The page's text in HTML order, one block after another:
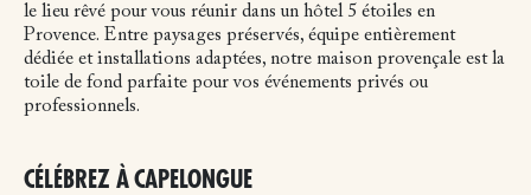
le lieu rêvé pour vous réunir dans un hôtel 5 étoiles en
Provence. Entre paysages préservés, équipe entièrement
dédiée et installations adaptées, notre maison provençale est la
toile de fond parfaite pour vos événements privés ou
professionnels.
CÉLÉBREZ À CAPELONGUE